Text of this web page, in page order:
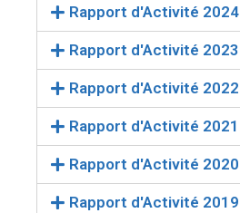
Rapport d'Activité 2024
Rapport d'Activité 2023
Rapport d'Activité 2022
Rapport d'Activité 2021
Rapport d'Activité 2020
Rapport d'Activité 2019